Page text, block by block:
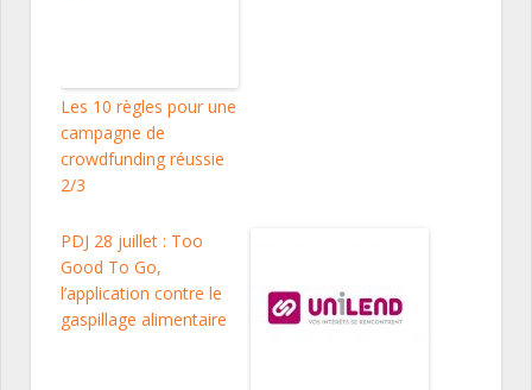
Les 10 règles pour une
campagne de
crowdfunding réussie
2/3
PDJ 28 juillet : Too
Good To Go,
l’application contre le
gaspillage alimentaire